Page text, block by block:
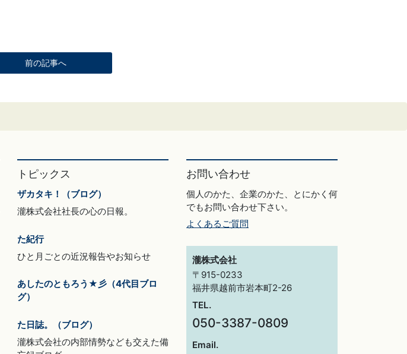
前の記事へ
トピックス
ザカタキ！（ブログ）
瀧株式会社社長の心の日報。
た紀行
ひと月ごとの近況報告やお知らせ
あしたのともろう★彡（4代目ブロ
グ）
た日誌。（ブログ）
瀧株式会社の内部情勢なども交えた備
お問い合わせ
個人のかた、企業のかた、とにかく何
でもお問い合わせ下さい。
よくあるご質問
瀧株式会社
〒915-0233
福井県越前市岩本町2-26
TEL.
050-3387-0809
Email.